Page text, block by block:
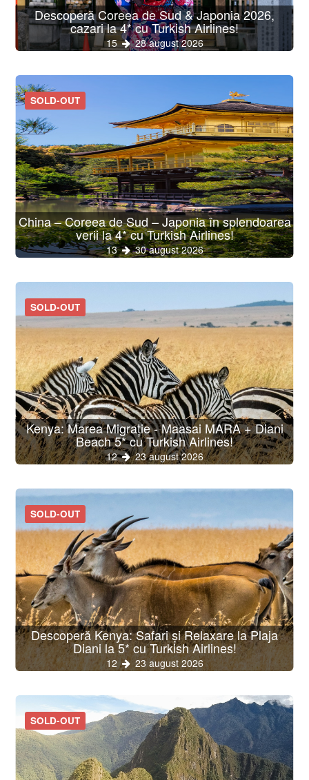
Descoperă Coreea de Sud & Japonia 2026,
cazari la 4* cu Turkish Airlines!
15 28 august 2026
SOLD-OUT
China – Coreea de Sud – Japonia în splendoarea
verii la 4* cu Turkish Airlines!
13 30 august 2026
SOLD-OUT
Kenya: Marea Migrație - Maasai MARA + Diani
Beach 5* cu Turkish Airlines!
12 23 august 2026
SOLD-OUT
Descoperă Kenya: Safari și Relaxare la Plaja
Diani la 5* cu Turkish Airlines!
12 23 august 2026
SOLD-OUT